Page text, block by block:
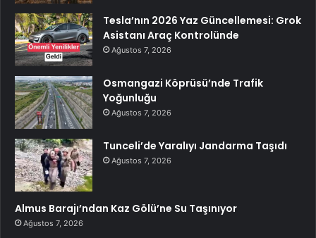
Tesla’nın 2026 Yaz Güncellemesi: Grok
Asistanı Araç Kontrolünde
Ağustos 7, 2026
Osmangazi Köprüsü’nde Trafik
Yoğunluğu
Ağustos 7, 2026
Tunceli’de Yaralıyı Jandarma Taşıdı
Ağustos 7, 2026
Almus Barajı’ndan Kaz Gölü’ne Su Taşınıyor
Ağustos 7, 2026